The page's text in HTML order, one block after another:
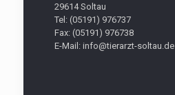
29614 Soltau
Tel: (05191) 976737
Fax: (05191) 976738
E-Mail: info@tierarzt-soltau.de